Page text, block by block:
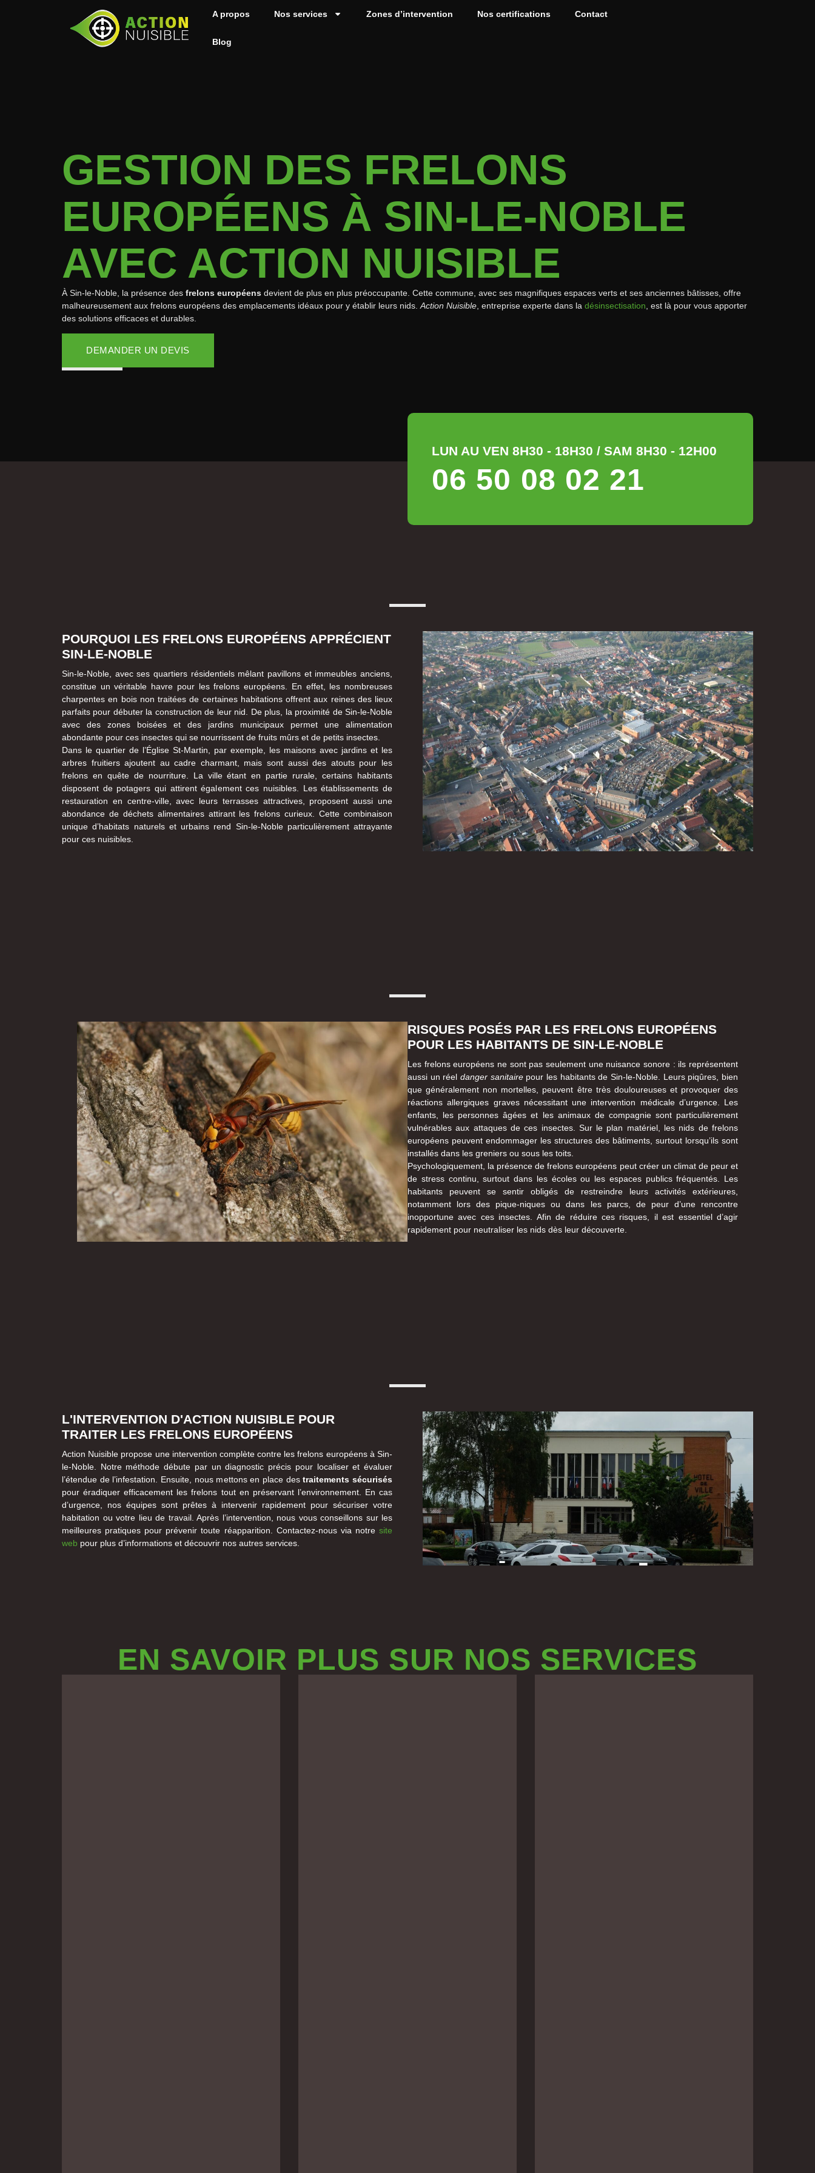
A propos Nos services Zones d’intervention Nos certifications Contact
Blog
GESTION DES FRELONS
EUROPÉENS À SIN-LE-NOBLE
AVEC ACTION NUISIBLE
À Sin-le-Noble, la présence des frelons européens devient de plus en plus préoccupante. Cette commune, avec ses magnifiques espaces verts et ses anciennes bâtisses, offre
malheureusement aux frelons européens des emplacements idéaux pour y établir leurs nids. Action Nuisible , entreprise experte dans la désinsectisation , est là pour vous apporter
des solutions efficaces et durables.
DEMANDER UN DEVIS
LUN AU VEN 8H30 - 18H30 / SAM 8H30 - 12H00
06 50 08 02 21
POURQUOI LES FRELONS EUROPÉENS APPRÉCIENT
SIN-LE-NOBLE
Sin-le-Noble, avec ses quartiers résidentiels mêlant pavillons et immeubles anciens,
constitue un véritable havre pour les frelons européens. En effet, les nombreuses
charpentes en bois non traitées de certaines habitations offrent aux reines des lieux
parfaits pour débuter la construction de leur nid. De plus, la proximité de Sin-le-Noble
avec des zones boisées et des jardins municipaux permet une alimentation
abondante pour ces insectes qui se nourrissent de fruits mûrs et de petits insectes.
Dans le quartier de l’Église St-Martin, par exemple, les maisons avec jardins et les
arbres fruitiers ajoutent au cadre charmant, mais sont aussi des atouts pour les
frelons en quête de nourriture. La ville étant en partie rurale, certains habitants
disposent de potagers qui attirent également ces nuisibles. Les établissements de
restauration en centre-ville, avec leurs terrasses attractives, proposent aussi une
abondance de déchets alimentaires attirant les frelons curieux. Cette combinaison
unique d’habitats naturels et urbains rend Sin-le-Noble particulièrement attrayante
pour ces nuisibles.
RISQUES POSÉS PAR LES FRELONS EUROPÉENS
POUR LES HABITANTS DE SIN-LE-NOBLE
Les frelons européens ne sont pas seulement une nuisance sonore : ils représentent
aussi un réel danger sanitairepour les habitants de Sin-le-Noble. Leurs piqûres, bien
que généralement non mortelles, peuvent être très douloureuses et provoquer des
réactions allergiques graves nécessitant une intervention médicale d’urgence. Les
enfants, les personnes âgées et les animaux de compagnie sont particulièrement
vulnérables aux attaques de ces insectes. Sur le plan matériel, les nids de frelons
européens peuvent endommager les structures des bâtiments, surtout lorsqu’ils sont
installés dans les greniers ou sous les toits.
Psychologiquement, la présence de frelons européens peut créer un climat de peur et
de stress continu, surtout dans les écoles ou les espaces publics fréquentés. Les
habitants peuvent se sentir obligés de restreindre leurs activités extérieures,
notamment lors des pique-niques ou dans les parcs, de peur d’une rencontre
inopportune avec ces insectes. Afin de réduire ces risques, il est essentiel d’agir
rapidement pour neutraliser les nids dès leur découverte.
L'INTERVENTION D'ACTION NUISIBLE POUR
TRAITER LES FRELONS EUROPÉENS
Action Nuisible propose une intervention complète contre les frelons européens à Sin-
le-Noble. Notre méthode débute par un diagnostic précis pour localiser et évaluer
l’étendue de l’infestation. Ensuite, nous mettons en place destraitements sécurisés
pour éradiquer efficacement les frelons tout en préservant l’environnement. En cas
d’urgence, nos équipes sont prêtes à intervenir rapidement pour sécuriser votre
habitation ou votre lieu de travail. Après l’intervention, nous vous conseillons sur les
meilleures pratiques pour prévenir toute réapparition. Contactez-nous via notre site
web pour plus d’informations et découvrir nos autres services.
EN SAVOIR PLUS SUR NOS SERVICES